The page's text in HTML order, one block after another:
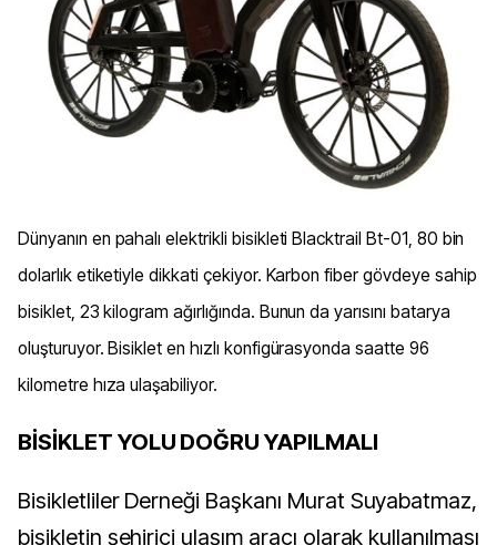
Dünyanın en pahalı elektrikli bisikleti Blacktrail Bt-01, 80 bin
dolarlık etiketiyle dikkati çekiyor. Karbon fiber gövdeye sahip
bisiklet, 23 kilogram ağırlığında. Bunun da yarısını batarya
oluşturuyor. Bisiklet en hızlı konfigürasyonda saatte 96
kilometre hıza ulaşabiliyor.
BİSİKLET YOLU DOĞRU YAPILMALI
Bisikletliler Derneği Başkanı Murat Suyabatmaz,
bisikletin şehiriçi ulaşım aracı olarak kullanılması